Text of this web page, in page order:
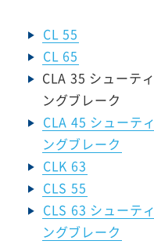
CL 55
CL 65
CLA 35 シューティ
ングブレーク
CLA 45 シューティ
ングブレーク
CLK 63
CLS 55
CLS 63 シューティ
ングブレーク